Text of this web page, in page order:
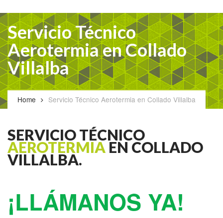
Servicio Técnico
Aerotermia en Collado
Villalba
Home Servicio Técnico Aerotermia en Collado Villalba
SERVICIO TÉCNICO
AEROTERMIA EN COLLADO
VILLALBA.
¡LLÁMANOS YA!